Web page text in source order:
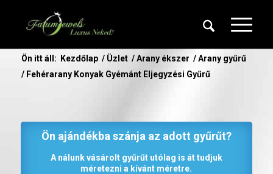
Ön itt áll: Kezdőlap / Üzlet / Arany ékszer / Arany gyűrű
/ Fehérarany Konyak Gyémánt Eljegyzési Gyűrű
Ön ajándékba szánja az adott gyűrűt?
A nálunk vásárolt gyűrűt utólag is át tudjuk
méretezni a kívánt méretre.